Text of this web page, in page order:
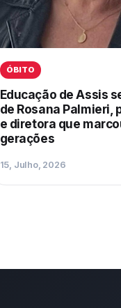
ÓBITO
Educação de Assis
de Rosana Palmieri,
e diretora que
gerações
15, Julho, 2026